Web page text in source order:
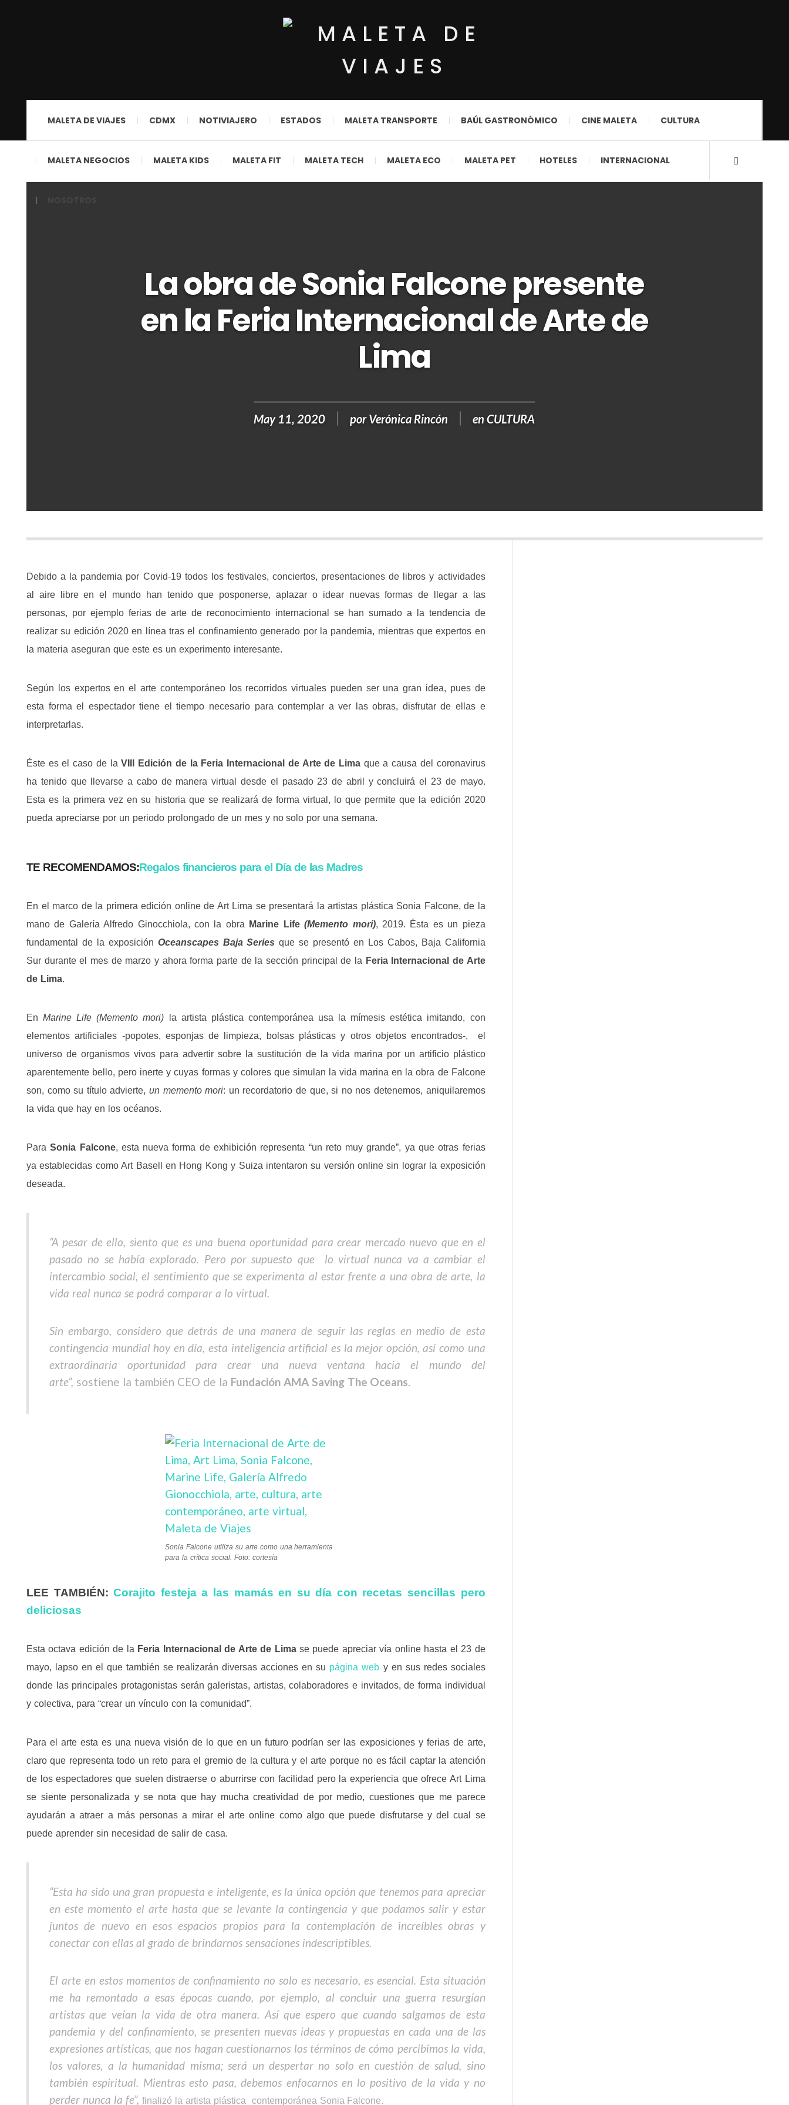
MALETA DE VIAJES CDMX NOTIVIAJERO ESTADOS MALETA TRANSPORTE BAÚL GASTRONÓMICO CINE MALETA CULTURA
MALETA NEGOCIOS MALETA KIDS MALETA FIT MALETA TECH MALETA ECO MALETA PET HOTELES INTERNACIONAL
La obra de Sonia Falcone presente
en la Feria Internacional de Arte de
Lima
May 11, 2020 porVerónica Rincón en CULTURA
Debido a la pandemia por Covid-19 todos los festivales, conciertos, presentaciones de libros y actividades
al aire libre en el mundo han tenido que posponerse, aplazar o idear nuevas formas de llegar a las
personas, por ejemplo ferias de arte de reconocimiento internacional se han sumado a la tendencia de
realizar su edición 2020 en línea tras el confinamiento generado por la pandemia, mientras que expertos en
la materia aseguran que este es un experimento interesante.
Según los expertos en el arte contemporáneo los recorridos virtuales pueden ser una gran idea, pues de
esta forma el espectador tiene el tiempo necesario para contemplar a ver las obras, disfrutar de ellas e
interpretarlas.
Éste es el caso de laVIII Edición de la Feria Internacional de Arte de Limaque a causa del coronavirus
ha tenido que llevarse a cabo de manera virtual desde el pasado 23 de abril y concluirá el 23 de mayo.
Esta es la primera vez en su historia que se realizará de forma virtual, lo que permite que la edición 2020
pueda apreciarse por un periodo prolongado de un mes y no solo por una semana.
TE RECOMENDAMOS:Regalos financieros para el Día de las Madres
En el marco de la primera edición online de Art Lima se presentará la artistas plástica Sonia Falcone, de la
mano de Galería Alfredo Ginocchiola, con la obra
Marine Life (Memento mori), 2019. Ésta es un pieza
fundamental de la exposición Oceanscapes Baja Series que se presentó en Los Cabos, Baja California
Sur durante el mes de marzo y ahora forma parte de la sección principal de la Feria Internacional de Arte
de Lima.
EnMarine Life (Memento mori) la artista plástica contemporánea usa la mímesis estética imitando, con
elementos artificiales -popotes, esponjas de limpieza, bolsas plásticas y otros objetos encontrados-, el
universo de organismos vivos para advertir sobre la sustitución de la vida marina por un artificio plástico
aparentemente bello, pero inerte y cuyas formas y colores que simulan la vida marina en la obra de Falcone
son, como su título advierte,un memento mori: un recordatorio de que, si no nos detenemos, aniquilaremos
la vida que hay en los océanos.
ParaSonia Falcone, esta nueva forma de exhibición representa “un reto muy grande”, ya que otras ferias
ya establecidas como Art Basell en Hong Kong y Suiza intentaron su versión online sin lograr la exposición
deseada.
“A pesar de ello, siento que es una buena oportunidad para crear mercado nuevo que en el
pasado no se había explorado. Pero por supuesto que lo virtual nunca va a cambiar el
intercambio social, el sentimiento que se experimenta al estar frente a una obra de arte, la
vida real nunca se podrá comparar a lo virtual.
Sin embargo, considero que detrás de una manera de seguir las reglas en medio de esta
contingencia mundial hoy en día, esta inteligencia artificial es la mejor opción, así como una
extraordinaria oportunidad para crear una nueva ventana hacia el mundo del
arte”, sostiene la también CEO de la Fundación AMA Saving The Oceans.
Sonia Falcone utiliza su arte como una herramienta
para la crítica social. Foto: cortesía
LEE TAMBIÉN: Corajito festeja a las mamás en su día con recetas sencillas pero
deliciosas
Esta octava edición de la Feria Internacional de Arte de Lima se puede apreciar vía online hasta el 23 de
mayo, lapso en el que también se realizarán diversas acciones en su página web y en sus redes sociales
donde las principales protagonistas serán galeristas, artistas, colaboradores e invitados, de forma individual
y colectiva, para “crear un vínculo con la comunidad”.
Para el arte esta es una nueva visión de lo que en un futuro podrían ser las exposiciones y ferias de arte,
claro que representa todo un reto para el gremio de la cultura y el arte porque no es fácil captar la atención
de los espectadores que suelen distraerse o aburrirse con facilidad pero la experiencia que ofrece Art Lima
se siente personalizada y se nota que hay mucha creatividad de por medio, cuestiones que me parece
ayudarán a atraer a más personas a mirar el arte online como algo que puede disfrutarse y del cual se
puede aprender sin necesidad de salir de casa.
“Esta ha sido una gran propuesta e inteligente, es la única opción que tenemos para apreciar
en este momento el arte hasta que se levante la contingencia y que podamos salir y estar
juntos de nuevo en esos espacios propios para la contemplación de increíbles obras y
conectar con ellas al grado de brindarnos sensaciones indescriptibles.
El arte en estos momentos de confinamiento no solo es necesario, es esencial. Esta situación
me ha remontado a esas épocas cuando, por ejemplo, al concluir una guerra resurgían
artistas que veían la vida de otra manera. Así que espero que cuando salgamos de esta
pandemia y del confinamiento, se presenten nuevas ideas y propuestas en cada una de las
expresiones artísticas, que nos hagan cuestionarnos los términos de cómo percibimos la vida,
los valores, a la humanidad misma; será un despertar no solo en cuestión de salud, sino
también espiritual. Mientras esto pasa, debemos enfocarnos en lo positivo de la vida y no
perder nunca la fe”, finalizó la artista plástica contemporánea Sonia Falcone.